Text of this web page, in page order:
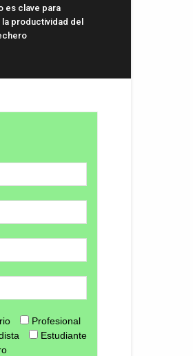
es clave para
productividad del
Profesional
Estudiante